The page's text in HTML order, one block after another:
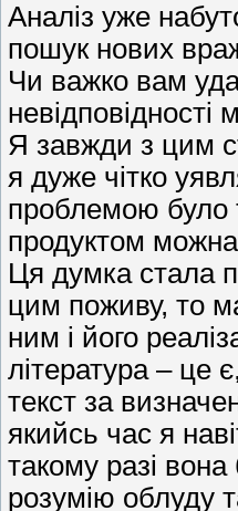
Аналіз уже
пошук нових
Чи важко вам
Я завжди з цим
я дуже чітко
проблемою було
продуктом
Ця думка стала
цим поживу, то
ним і його
література – це
текст за
якийсь час я
такому разі вона
розумію облуду